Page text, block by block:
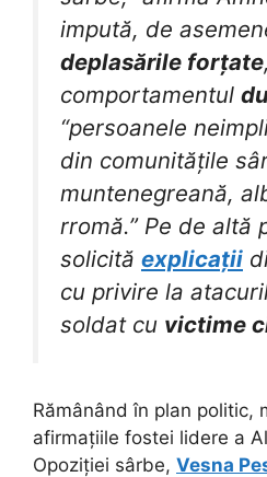
impută, de
deplasările forțate,
comportamentul
“persoanele
din comunitățile
muntenegreană,
rromă.” Pe de altă
solicită explicații
cu privire la
soldat cu victime
Rămânând în plan politic,
afirmațiile fostei lidere a
Opoziției sârbe, Vesna